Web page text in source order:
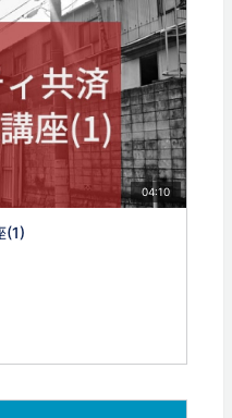
04:10
(1)